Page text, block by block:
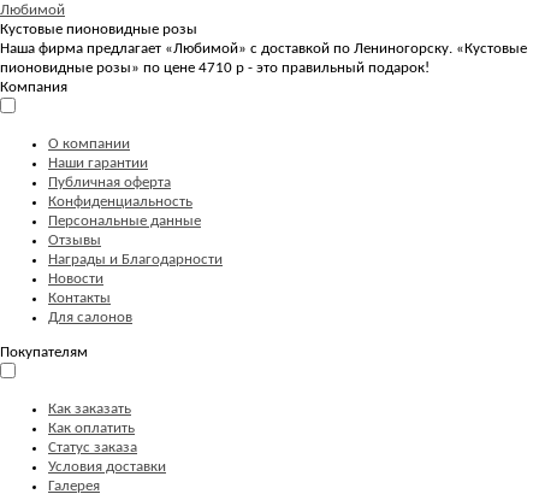
Любимой
Кустовые пионовидные розы
Наша фирма предлагает «Любимой» с доставкой по Лениногорску. «Кустовые
пионовидные розы» по цене 4710 р - это правильный подарок!
Компания
О компании
Наши гарантии
Публичная оферта
Конфиденциальность
Персональные данные
Отзывы
Награды и Благодарности
Новости
Контакты
Для салонов
Покупателям
Как заказать
Как оплатить
Статус заказа
Условия доставки
Галерея